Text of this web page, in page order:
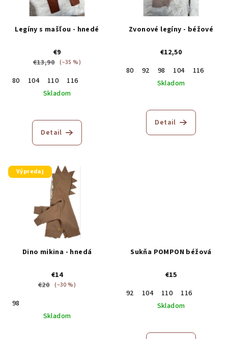
Legíny s mašľou - hnedé
€9
€13,90 (–35 %)
80 104 110
116
Skladom
Detail
Zvonové legíny - béžové
€12,50
80
92 98 104
116
Skladom
hodnotenie
produktu
Detail
Výpredaj
Dino mikina - hnedá
€14
€20 (–30 %)
98
Skladom
Sukňa POMPON béžová
€15
92
104 110
116
Skladom